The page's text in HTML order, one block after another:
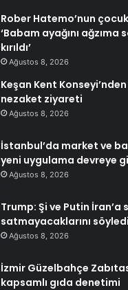
Rober Hatemo’nun
‘Babam ayağını ağzıma
kırıldı’
Ağustos 8, 2026
Keşan Kent
nezaket ziyareti
Ağustos 8, 2026
İstanbul’da market ve
yeni uygulama devreye
Ağustos 8, 2026
Trump: Şi ve Putin İran’a
satmayacaklarını söyledi
Ağustos 8, 2026
İzmir Güzelbahçe
kapsamlı gıda denetimi